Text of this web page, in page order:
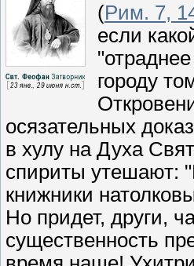
(Рим. 7,
если
городу
осязательных
в хулу на Духа
спириты утешают:
книжники
Но придет, други,
существенность